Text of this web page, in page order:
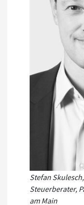
Stefan
Steuerberater,
am Main